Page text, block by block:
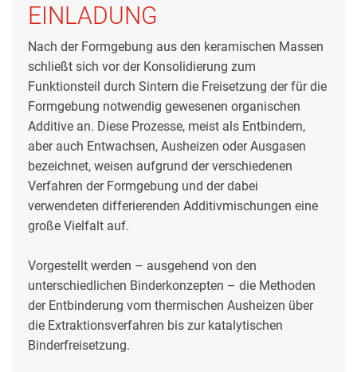
EINLADUNG
Nach der Formgebung aus den keramischen Massen
schließt sich vor der Konsolidierung zum
Funktionsteil durch Sintern die Freisetzung der für die
Formgebung notwendig gewesenen organischen
Additive an. Diese Prozesse, meist als Entbindern,
aber auch Entwachsen, Ausheizen oder Ausgasen
bezeichnet, weisen aufgrund der verschiedenen
Verfahren der Formgebung und der dabei
verwendeten differierenden Additivmischungen eine
große Vielfalt auf.
Vorgestellt werden – ausgehend von den
unterschiedlichen Binderkonzepten – die Methoden
der Entbinderung vom thermischen Ausheizen über
die Extraktionsverfahren bis zur katalytischen
Binderfreisetzung.